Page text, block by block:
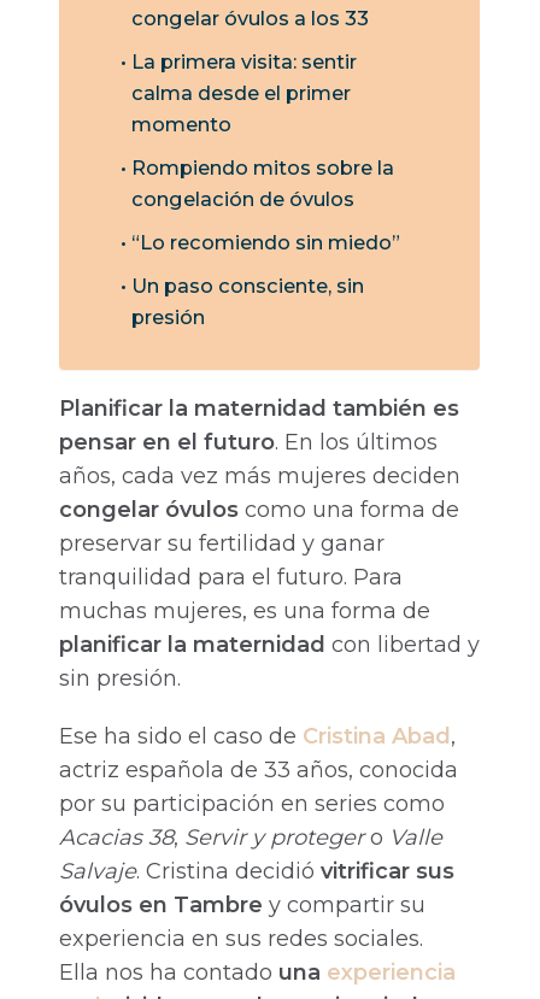
congelar óvulos a los 33
La primera visita: sentir
calma desde el primer
momento
Rompiendo mitos sobre la
congelación de óvulos
“Lo recomiendo sin miedo”
Un paso consciente, sin
presión
Planificar la maternidad también es
pensar en el futuro. En los últimos
años, cada vez más mujeres deciden
congelar óvulos como una forma de
preservar su fertilidad y ganar
tranquilidad para el futuro. Para
muchas mujeres, es una forma de
planificar la maternidad con libertad y
sin presión.
Ese ha sido el caso de Cristina Abad ,
actriz española de 33 años, conocida
por su participación en series como
Acacias 38, Servir y protegero Valle
Salvaje. Cristina decidió vitrificar sus
óvulos en Tambre y compartir su
experiencia en sus redes sociales.
Ella nos ha contado una experiencia